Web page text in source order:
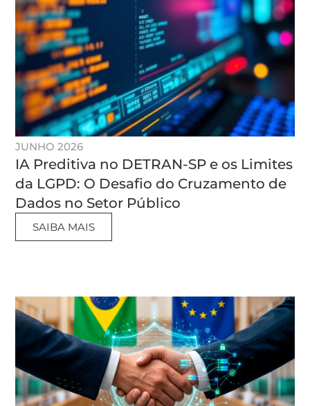
JUNHO 2026
IA Preditiva no DETRAN-SP e os Limites
da LGPD: O Desafio do Cruzamento de
Dados no Setor Público
SAIBA MAIS